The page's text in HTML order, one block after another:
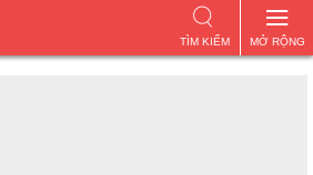
MỞ RỘNG
TÌM KIẾM